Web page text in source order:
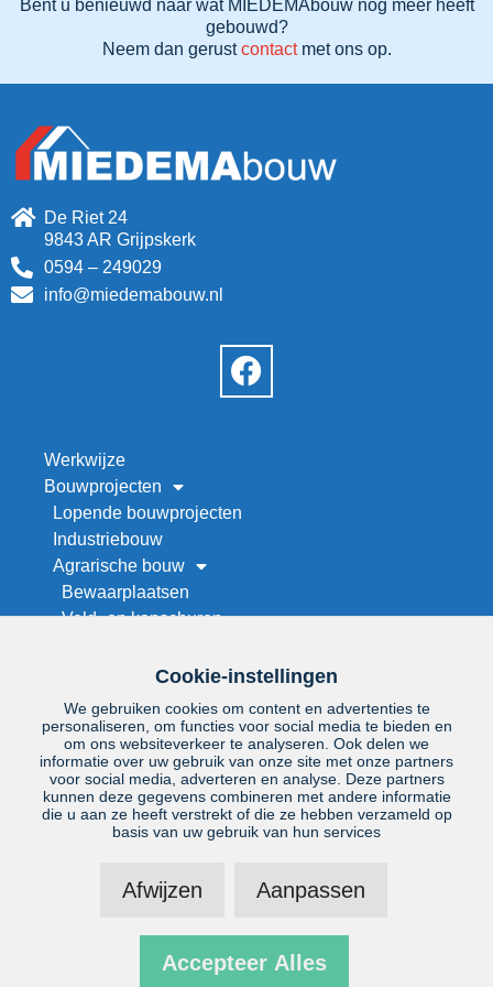
Bent u benieuwd naar wat MIEDEMAbouw nog meer heeft
gebouwd?
Neem dan gerustcontact met ons op.
De Riet 24
9843 AR Grijpskerk
0594 – 249029
info@miedemabouw.nl
Werkwijze
Bouwprojecten
Lopende bouwprojecten
Industriebouw
Agrarische bouw
Bewaarplaatsen
Veld- en kapschuren
Stallenbouw
Droogwand op maat
Renovatie
Project zoeken
Over ons
Offerteaanvraag
Disclaimer|Privacyverklaring
Cookie-instellingen
We gebruiken cookies om content en advertenties te
personaliseren, om functies voor social media te bieden en
om ons websiteverkeer te analyseren. Ook delen we
informatie over uw gebruik van onze site met onze partners
voor social media, adverteren en analyse. Deze partners
kunnen deze gegevens combineren met andere informatie
die u aan ze heeft verstrekt of die ze hebben verzameld op
basis van uw gebruik van hun services
Afwijzen Aanpassen
Accepteer Alles